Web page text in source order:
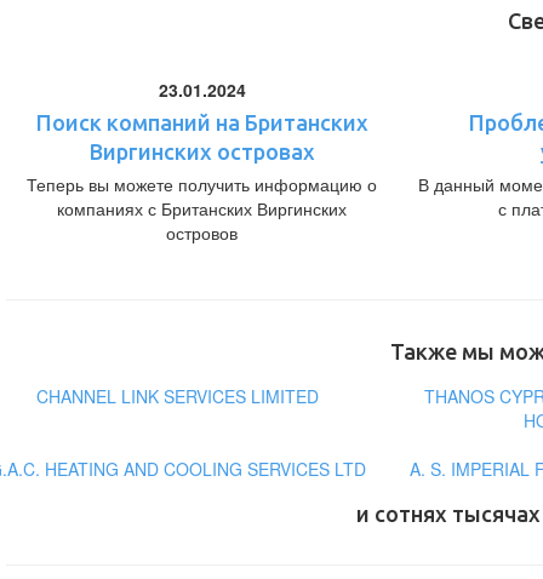
23.01.2024
Поиск компаний на Британских
Виргинских островах
Теперь вы можете получить информацию о
компаниях с Британских Виргинских
островов
В данный
с
Также мы
CHANNEL LINK SERVICES LIMITED
THANOS
HEATING AND COOLING SERVICES LTD
A. S. IMPERIAL
и сотнях